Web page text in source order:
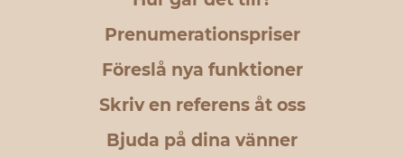
Prenumerationspriser
Föreslå nya funktioner
Skriv en referens åt oss
Bjuda på dina vänner